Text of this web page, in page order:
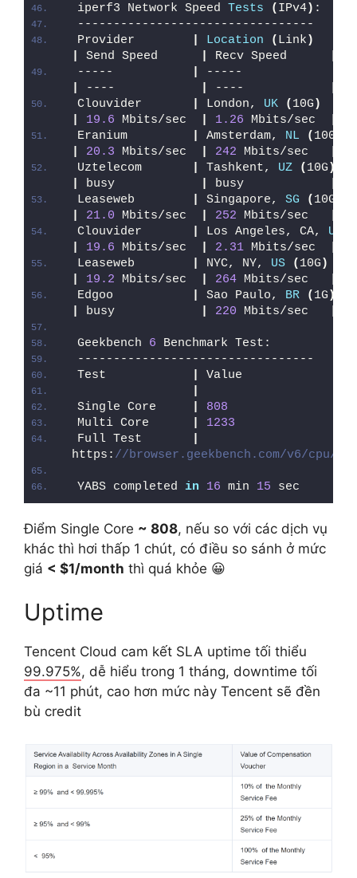
iperf3 Network Speed Tests ( IPv4) :
---------------------------------
Provider
Location ( Link )
Send Speed Recv Speed
-----
---- ----
Clouvider
London, UK ( 10G )
19.6 Mbits/sec 1.26 Mbits/sec
Eranium
Amsterdam, NL ( 100G
20.3 Mbits/sec 242 Mbits/sec
Uztelecom
Tashkent, UZ ( 10G )
busy busy
Leaseweb
Singapore, SG ( 10G
21.0 Mbits/sec 252 Mbits/sec
Clouvider
Los Angeles, CA, US
19.6 Mbits/sec 2.31 Mbits/sec
Leaseweb
NYC, NY, US ( 10G )
19.2 Mbits/sec 264 Mbits/sec
Edgoo
Sao Paulo, BR ( 1G )
busy 220 Mbits/sec
Geekbench 6 Benchmark Test:
---------------------------------
Test
Value
Single Core
808
Multi Core
1233
Full Test
https: //browser.geekbench.com/v6/cpu/
YABS completed in 16 min 15 sec
Điểm Single Core ~ 808, nếu so với các dịch vụ
khác thì hơi thấp 1 chút, có điều so sánh ở mức
giá < $1/month thì quá khỏe 😀
Uptime
Tencent Cloud cam kết SLA uptime tối thiểu
99.975%, dễ hiểu trong 1 tháng, downtime tối
đa ~11 phút, cao hơn mức này Tencent sẽ đền
bù credit